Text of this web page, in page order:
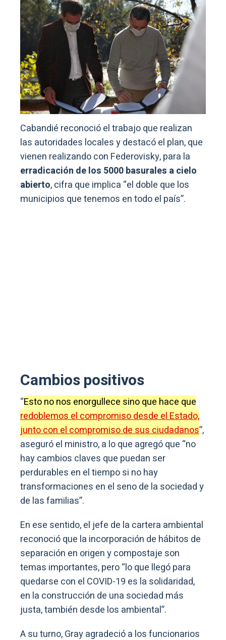
Cabandié reconoció el trabajo que realizan
las autoridades locales y destacó el plan, que
vienen realizando con Federovisky, para la
erradicación de los 5000 basurales a cielo
abierto, cifra que implica “el doble que los
municipios que tenemos en todo el país”.
Cambios positivos
“Esto no nos enorgullece sino que hace que
redoblemos el compromiso desde el Estado,
junto con el compromiso de sus ciudadanos”,
aseguró el ministro, a lo que agregó que “no
hay cambios claves que puedan ser
perdurables en el tiempo si no hay
transformaciones en el seno de la sociedad y
de las familias”.
En ese sentido, el jefe de la cartera ambiental
reconoció que la incorporación de hábitos de
separación en origen y compostaje son
temas importantes, pero “lo que llegó para
quedarse con el COVID-19 es la solidaridad,
en la construcción de una sociedad más
justa, también desde los ambiental”.
A su turno, Gray agradeció a los funcionarios